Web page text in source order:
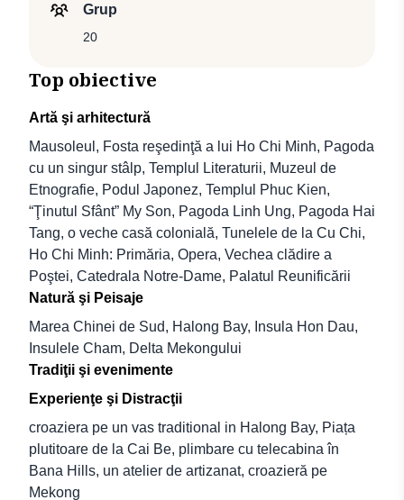
Grup
20
Top obiective
Artă şi arhitectură
Mausoleul, Fosta reşedinţă a lui Ho Chi Minh, Pagoda
cu un singur stâlp, Templul Literaturii, Muzeul de
Etnografie, Podul Japonez, Templul Phuc Kien,
“Ţinutul Sfânt” My Son, Pagoda Linh Ung, Pagoda Hai
Tang, o veche casă colonială, Tunelele de la Cu Chi,
Ho Chi Minh: Primăria, Opera, Vechea clădire a
Poştei, Catedrala Notre-Dame, Palatul Reunificării
Natură şi Peisaje
Marea Chinei de Sud, Halong Bay, Insula Hon Dau,
Insulele Cham, Delta Mekongului
Tradiţii şi evenimente
Experienţe şi Distracţii
croaziera pe un vas traditional in Halong Bay, Piața
plutitoare de la Cai Be, plimbare cu telecabina în
Bana Hills, un atelier de artizanat, croazieră pe
Mekong